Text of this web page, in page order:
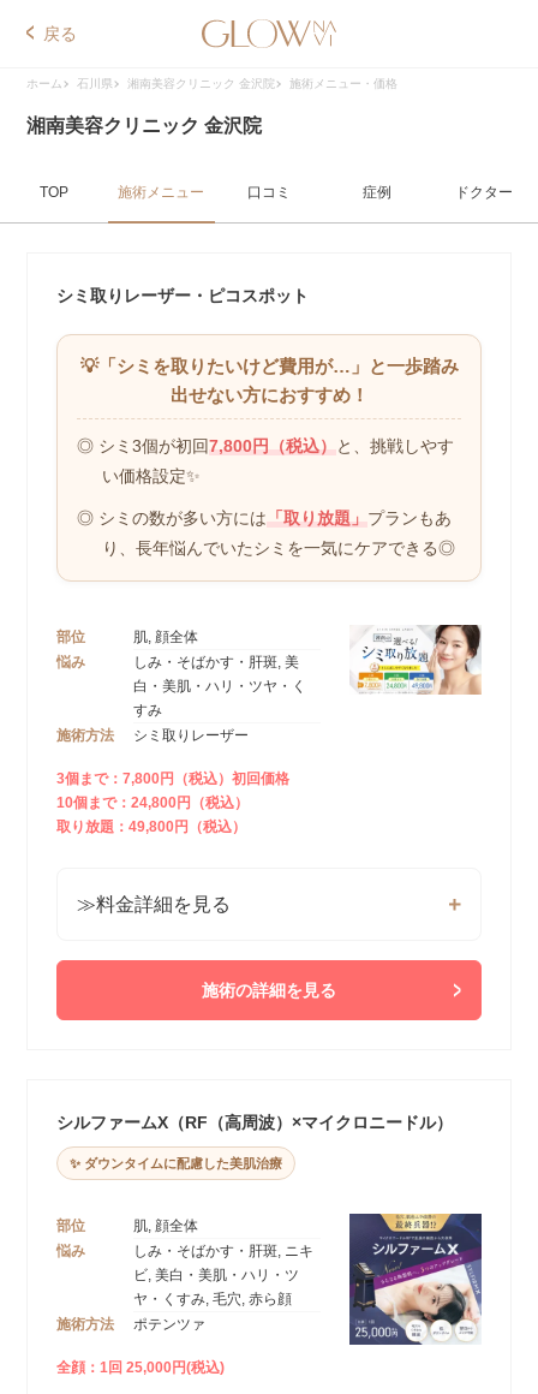
戻る
ホーム 石川県 湘南美容クリニック 金沢院 施術メニュー・価格
湘南美容クリニック 金沢院
TOP 施術メニュー 口コミ 症例 ドクター
シミ取りレーザー・ピコスポット
💡「シミを取りたいけど費用が…」 と一歩踏み
出せない方におすすめ！
◎ シミ3個が初回7,800円（税込）と、挑戦しやす
い価格設定✨
◎ シミの数が多い方には「取り放題」プランもあ
り、長年悩んでいたシミを一気にケアできる◎
部位
肌, 顔全体
悩み
しみ・そばかす・肝斑, 美
白・美肌・ハリ・ツヤ・く
すみ
施術方法
シミ取りレーザー
3個まで：7,800円（税込）初回価格
10個まで：24,800円（税込）
取り放題：49,800円（税込）
≫料金詳細を見る
施術の詳細を見る
シルファームX（RF（高周波）×マイクロニードル）
✨ ダウンタイムに配慮した美肌治療
部位
肌, 顔全体
悩み
しみ・そばかす・肝斑, ニキ
ビ, 美白・美肌・ハリ・ツ
ヤ・くすみ, 毛穴, 赤ら顔
施術方法
ポテンツァ
全顔：1回 25,000円(税込)